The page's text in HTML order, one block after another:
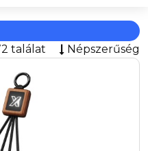
találat
Népszerűség